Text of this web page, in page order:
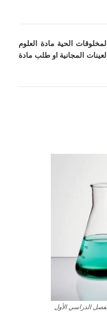
الحية مادة العلوم
المجانية او طلب مادة
الدراسي الأول